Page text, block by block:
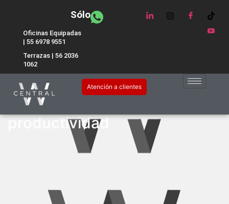
Sólo
Oficinas Equipadas
| 55 6978 9551
Terrazas | 56 2036
1062
Atención a clientes
La importancia del diseño de
espacios de trabajo para la
productividad